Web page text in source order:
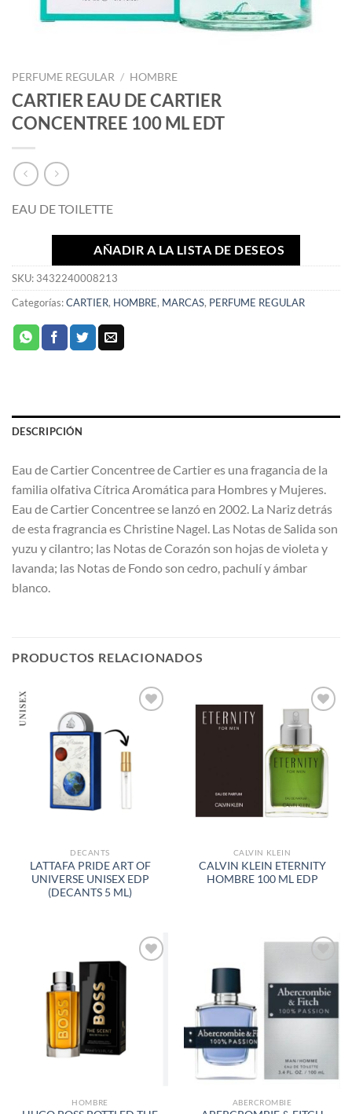
PERFUME REGULAR / HOMBRE
CARTIER EAU DE CARTIER
CONCENTREE 100 ML EDT
EAU DE TOILETTE
AÑADIR A LA LISTA DE DESEOS
SKU: 3432240008213
Categorías:CARTIER, HOMBRE, MARCAS, PERFUME REGULAR
DESCRIPCIÓN
Eau de Cartier Concentree de Cartier es una fragancia de la
familia olfativa Cítrica Aromática para Hombres y Mujeres.
Eau de Cartier Concentree se lanzó en 2002. La Nariz detrás
de esta fragrancia es Christine Nagel. Las Notas de Salida son
yuzu y cilantro; las Notas de Corazón son hojas de violeta y
lavanda; las Notas de Fondo son cedro, pachulí y ámbar
blanco.
PRODUCTOS RELACIONADOS
A LA
LISTA
DE
DESEOS
DECANTS
LATTAFA PRIDE ART OF
UNIVERSE UNISEX EDP
(DECANTS 5 ML)
AÑADIR
LISTA
DE
CALVIN KLEIN
CALVIN KLEIN ETERNITY
HOMBRE 100 ML EDP
DESEOS
HOMBRE
LISTA
DE
ABERCROMBIE